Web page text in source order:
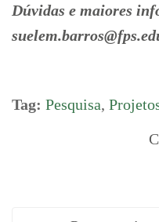
Dúvidas e maiores
Tag: Pesquisa,